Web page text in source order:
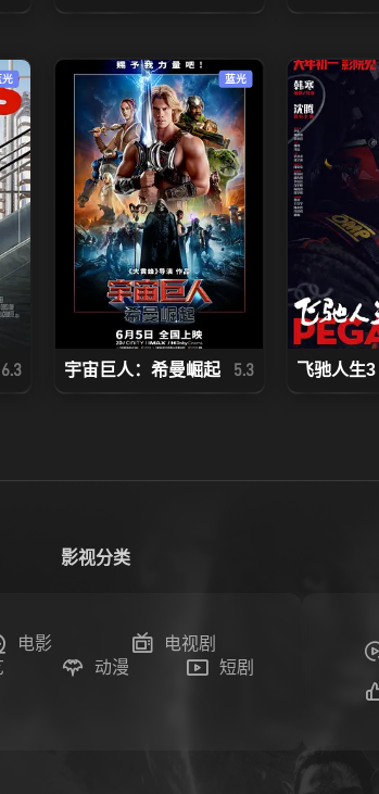
光
6.3
蓝光
宇宙巨人：希曼崛起 5.3 飞驰人生3
影视分类
电影
电视剧
动漫 短剧